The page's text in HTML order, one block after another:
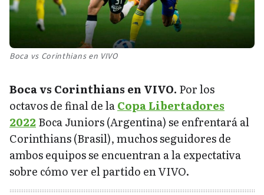
Boca vs Corinthians en VIVO
Boca vs Corinthians en VIVO. Por los
octavos de final de laCopa Libertadores
2022Boca Juniors (Argentina) se enfrentará al
Corinthians (Brasil), muchos seguidores de
ambos equipos se encuentran a la expectativa
sobre cómo ver el partido en VIVO.